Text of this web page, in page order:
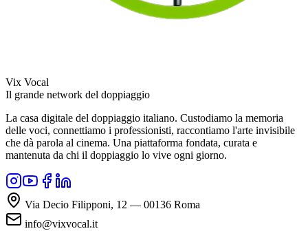
Vix Vocal
Il grande network del doppiaggio
La casa digitale del doppiaggio italiano. Custodiamo la memoria
delle voci, connettiamo i professionisti, raccontiamo l'arte invisibile
che dà parola al cinema. Una piattaforma fondata, curata e
mantenuta da chi il doppiaggio lo vive ogni giorno.
Via Decio Filipponi, 12 — 00136 Roma
info@vixvocal.it